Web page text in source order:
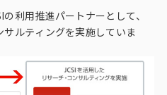
利用推進パートナーとして、
ルティングを実施していま